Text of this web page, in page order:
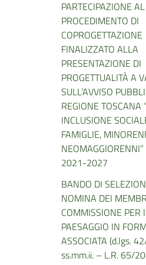
PARTECIPAZIONE AL
PROCEDIMENTO DI
COPROGETTAZIONE
FINALIZZATO ALLA
PRESENTAZIONE DI
PROGETTUALITÀ A
SULL’AVVISO
REGIONE TOSCANA
INCLUSIONE
FAMIGLIE,
2021-2027
BANDO DI
NOMINA DEI
COMMISSIONE PER
PAESAGGIO IN
ASSOCIATA (d.lgs.
ss.mm.ii. – L.R. 65/